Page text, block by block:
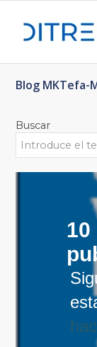
Blog MKTefa-
Buscar
10